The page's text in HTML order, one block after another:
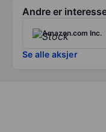
anvendelse i
Meta er notert på
Andre er
Amazon.com Inc.
Se alle aksjer